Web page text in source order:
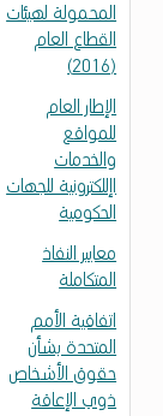
المحمولة لهيئات
القطاع العام
(2016)
الإطار العام
للمواقع
والخدمات
اإللكترونية للجهات
الحكومية
معايير النفاذ
المتكاملة
اتفاقية الأمم
المتحدة بشأن
حقوق الأشخاص
ذوي الإعاقة